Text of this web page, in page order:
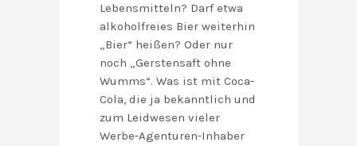
Lebensmitteln? Darf etwa
alkoholfreies Bier weiterhin
„Bier“ heißen? Oder nur
noch „Gerstensaft ohne
Wumms“. Was ist mit Coca-
Cola, die ja bekanntlich und
zum Leidwesen vieler
Werbe-Agenturen-Inhaber